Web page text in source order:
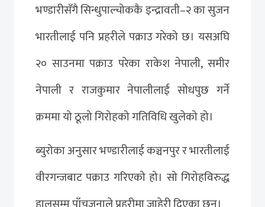
भण्डारीसँगै सिन्धुपाल्चोककै इन्द्रावती–२ का सुजन
भारतीलाई पनि प्रहरीले पक्राउ गरेको छ। यसअघि
२० साउनमा पक्राउ परेका राकेश नेपाली, समीर
नेपाली र राजकुमार नेपालीलाई सोधपुछ गर्ने
क्रममा यो ठूलो गिरोहको गतिविधि खुलेको हो।
ब्युरोका अनुसार भण्डारीलाई कञ्चनपुर र भारतीलाई
वीरगन्जबाट पक्राउ गरिएको हो। सो गिरोहविरुद्ध